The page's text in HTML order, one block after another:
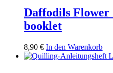
Daffodils
booklet
8,90 € In den Warenkorb